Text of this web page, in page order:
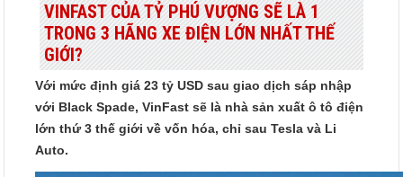
VINFAST CỦA TỶ PHÚ VƯỢNG SẼ LÀ 1
TRONG 3 HÃNG XE ĐIỆN LỚN NHẤT THẾ
GIỚI?
Với mức định giá 23 tỷ USD sau giao dịch sáp nhập
với Black Spade, VinFast sẽ là nhà sản xuất ô tô điện
lớn thứ 3 thế giới về vốn hóa, chỉ sau Tesla và Li
Auto.